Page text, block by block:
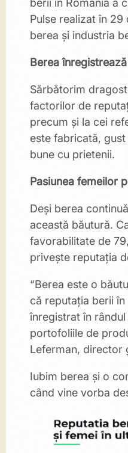
berii în România a
Pulse realizat în
berea și industria
Berea
Sărbătorim
factorilor de
precum și la cei
este fabricată,
bune cu prietenii.
Pasiunea femeilor
Deși berea
această băutură.
favorabilitate de
privește reputația
“Berea este o
că reputația berii
înregistrat în
portofoliile de
Leferman, director
Iubim berea și o
când vine vorba